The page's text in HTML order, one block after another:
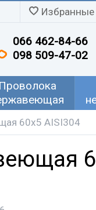
Избранные
066 462-84-66
098 509-47-02
Проволока
60х5 AISI304